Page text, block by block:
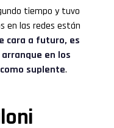
tiempo y tuvo
en las redes están
cara a futuro, es
en los
suplente.